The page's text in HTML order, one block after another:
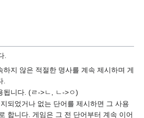
.
하지 않은 적절한 명사를 계속 제시하며 게
.
됩니다. (ㄹ->ㄴ, ㄴ->ㅇ)
되었거나 없는 단어를 제시하면 그 사용
합니다. 게임은 그 전 단어부터 계속 이어